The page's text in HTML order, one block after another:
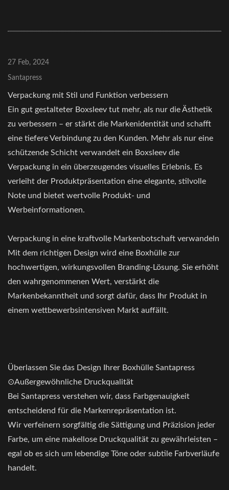
27 Feb, 2024
Santapress
Verpackung mit Stil und Funktion verbessern
Ein gut gestalteter Boxsleev tut mehr, als nur die Ästhetik
zu verbessern – er stärkt die Markenidentität und schafft
eine tiefere Verbindung zu den Kunden. Mehr als nur eine
schützende Schicht verwandelt ein Boxsleev die
Verpackung in ein überzeugendes visuelles Erlebnis. Es
verleiht der Produktpräsentation eine elegante, stilvolle
Note und bietet wertvolle Produkt- und
Werbeinformationen.
Verpackung in eine kraftvolle Markenbotschaft verwandeln
Mit dem richtigen Design wird eine Boxhülle zur
hochwertigen, wirkungsvollen Branding-Lösung. Sie erhöht
den wahrgenommenen Wert, verstärkt die
Markenbekanntheit und sorgt dafür, dass Ihr Produkt in
einem wettbewerbsintensiven Markt auffällt.
Überlassen Sie das Design Ihrer Boxhülle Santapress
⊙Außergewöhnliche Druckqualität
Bei Santapress verstehen wir, dass Farbgenauigkeit
entscheidend für die Markenrepräsentation ist.
Wir verfeinern sorgfältig die Sättigung und Präzision jeder
Farbe, um eine makellose Druckqualität zu gewährleisten –
egal ob es sich um lebendige Töne oder subtile Farbverläufe
handelt.